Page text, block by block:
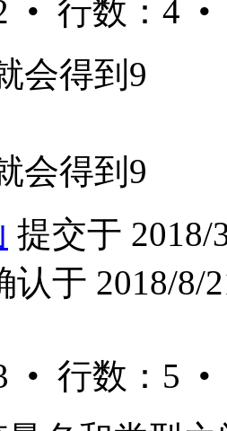
• 行数：4 •
会得到9
会得到9
提交于 2018/
认于 2018/8/
• 行数：5 •